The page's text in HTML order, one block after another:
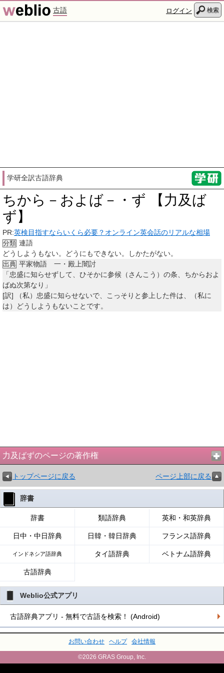
古語 ログイン 検索
学研全訳古語辞典
ちから－およば－・ず 【力及ば
ず】
PR:英検目指すならいくら必要？オンライン英会話のリアルな相場
分類 連語
どうしようもない。どうにもできない。しかたがない。
出典 平家物語 一・殿上闇討
「忠盛に知らせずして、ひそかに参候（さんこう）の条、ちからおよ
ばぬ次第なり」
[訳] （私）忠盛に知らせないで、こっそりと参上した件は、（私に
は）どうしようもないことです。
力及ばずのページの著作権
トップページに戻る ページ上部に戻る
辞書
辞書 類語辞典 英和・和英辞典
日中・中日辞典 日韓・韓日辞典 フランス語辞典
インドネシア語辞典 タイ語辞典 ベトナム語辞典
古語辞典
Weblio公式アプリ
古語辞典アプリ - 無料で古語を検索！ (Android)
お問い合わせ ヘルプ 会社情報
©2026 GRAS Group, Inc.